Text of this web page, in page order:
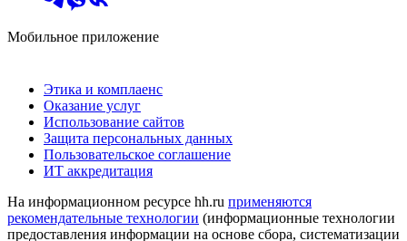
Мобильное приложение
Этика и комплаенс
Оказание услуг
Использование сайтов
Защита персональных данных
Пользовательское соглашение
ИТ аккредитация
На информационном ресурсе hh.ru применяются
рекомендательные технологии (информационные технологии
предоставления информации на основе сбора, систематизации